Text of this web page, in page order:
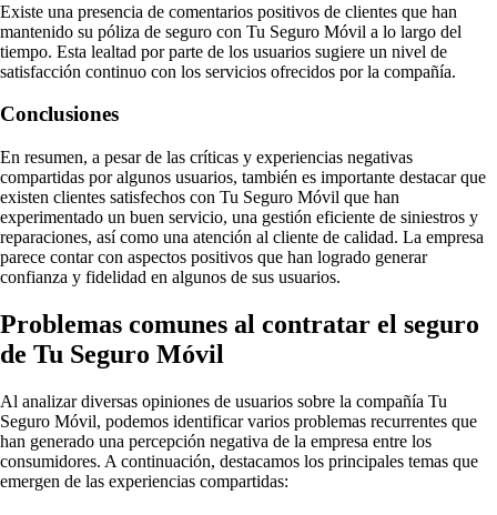
Existe una presencia de comentarios positivos de clientes que han
mantenido su póliza de seguro con Tu Seguro Móvil a lo largo del
tiempo. Esta lealtad por parte de los usuarios sugiere un nivel de
satisfacción continuo con los servicios ofrecidos por la compañía.
Conclusiones
En resumen, a pesar de las críticas y experiencias negativas
compartidas por algunos usuarios, también es importante destacar que
existen clientes satisfechos con Tu Seguro Móvil que han
experimentado un buen servicio, una gestión eficiente de siniestros y
reparaciones, así como una atención al cliente de calidad. La empresa
parece contar con aspectos positivos que han logrado generar
confianza y fidelidad en algunos de sus usuarios.
Problemas comunes al contratar el seguro
de Tu Seguro Móvil
Al analizar diversas opiniones de usuarios sobre la compañía Tu
Seguro Móvil, podemos identificar varios problemas recurrentes que
han generado una percepción negativa de la empresa entre los
consumidores. A continuación, destacamos los principales temas que
emergen de las experiencias compartidas: